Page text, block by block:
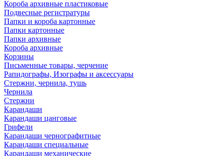
Короба архивные пластиковые
Подвесные регистратуры
Папки и короба картонные
Папки картонные
Папки архивные
Короба архивные
Корзины
Письменные товары, черчение
Рапидографы, Изографы и аксессуары
Стержни, чернила, тушь
Чернила
Стержни
Карандаши
Карандаши цанговые
Грифели
Карандаши чернографитные
Карандаши специальные
Карандаши механические